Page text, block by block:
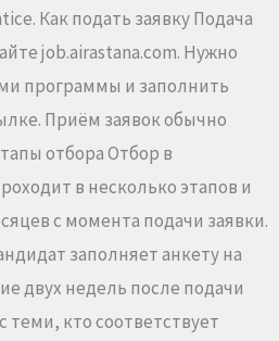
Как подать заявку Подача
job.airastana.com. Нужно
программы и заполнить
Приём заявок обычно
отбора Отбор в
в несколько этапов и
с момента подачи заявки.
заполняет анкету на
двух недель после подачи
теми, кто соответствует